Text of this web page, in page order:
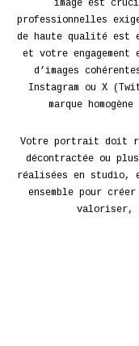
image est
professionnelles
de haute qualité est
et votre
d’images
Instagram ou X
marque
Votre portrait doit
décontractée ou
réalisées en studio,
ensemble pour
valoriser,